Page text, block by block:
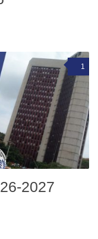
1
2027